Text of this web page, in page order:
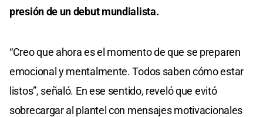
presión de un debut mundialista.
“Creo que ahora es el momento de que se preparen
emocional y mentalmente. Todos saben cómo estar
listos”, señaló. En ese sentido, reveló que evitó
sobrecargar al plantel con mensajes motivacionales